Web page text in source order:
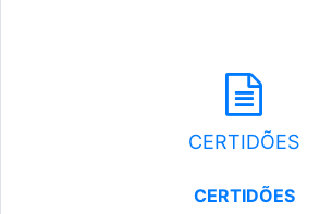
CERTIDÕES
CERTIDÕES